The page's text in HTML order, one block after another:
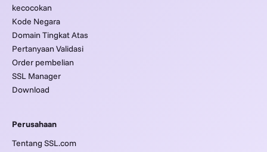
kecocokan
Kode Negara
Domain Tingkat Atas
Pertanyaan Validasi
Order pembelian
SSL Manager
Download
Perusahaan
Tentang SSL.com